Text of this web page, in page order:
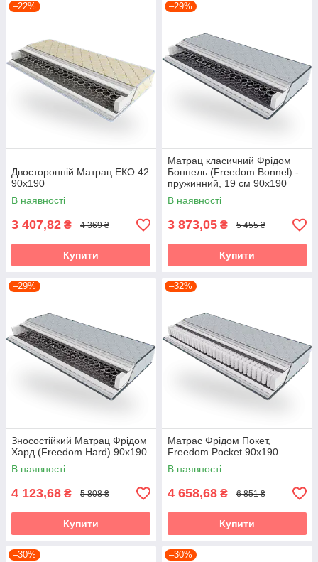
–22%
Двосторонній Матрац ЕКО 42
90х190
В наявності
3 407,82 ₴ 4 369 ₴
Купити
–29%
Матрац класичний Фрідом
Боннель (Freedom Bonnel) -
пружинний, 19 см 90х190
В наявності
3 873,05 ₴ 5 455 ₴
Купити
–29%
Зносостійкий Матрац Фрідом
Хард (Freedom Hard) 90х190
В наявності
4 123,68 ₴ 5 808 ₴
Купити
–32%
Матрас Фрідом Покет,
Freedom Pocket 90х190
В наявності
4 658,68 ₴ 6 851 ₴
Купити
–30% –30%